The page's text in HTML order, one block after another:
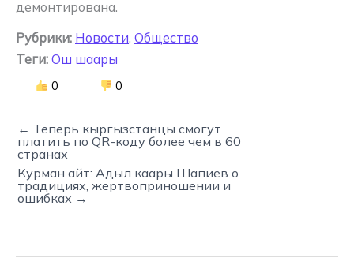
демонтирована.
Рубрики: Новости, Общество
Теги: Ош шаары
0 0
← Теперь кыргызстанцы смогут
платить по QR-коду более чем в 60
странах
Курман айт: Адыл каары Шапиев о
традициях, жертвоприношении и
ошибках →